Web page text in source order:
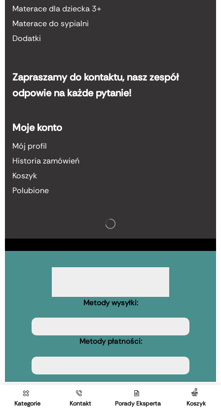
Kategorie Kontakt Porady Eksperta
0
Koszyk
Materace dla dziecka 3+
Materace do sypialni
Dodatki
Zapraszamy do kontaktu, nasz zespół
odpowie na każde pytanie!
Moje konto
Mój profil
Historia zamówień
Koszyk
Polubione
Metody wysyłki:
Metody płatności: